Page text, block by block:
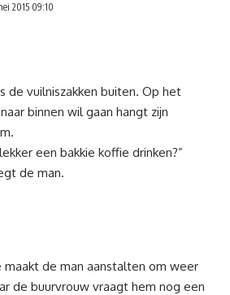
2015 09:10
de vuilniszakken buiten. Op het
binnen wil gaan hangt zijn
een bakkie koffie drinken?”
de man.
de man aanstalten om weer
de buurvrouw vraagt hem nog een